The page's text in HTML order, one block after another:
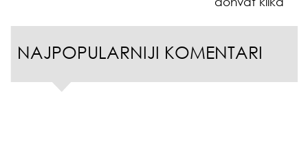
NAJPOPULARNIJI KOMENTARI